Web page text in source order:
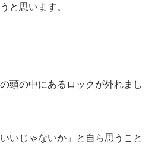
と思います。
頭の中にあるロックが外れまし
いじゃないか」と自ら思うこと